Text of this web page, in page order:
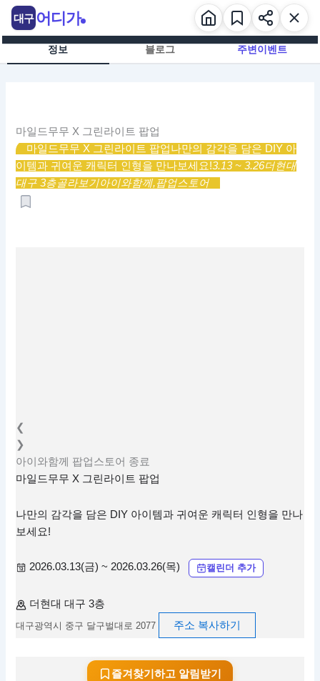
츠
정보 블로그 주변이벤트
마일드무무 X 그린라이트 팝업
마일드무무 X 그린라이트 팝업나만의 감각을 담은 DIY 아
이템과 귀여운 캐릭터 인형을 만나보세요!3.13 ~ 3.26더현대
대구 3층골라보기아이와함께,팝업스토어
❮
❯
아이와함께
팝업스토어 종료
마일드무무 X 그린라이트 팝업
나만의 감각을 담은 DIY 아이템과 귀여운 캐릭터 인형을 만나
보세요!
2026.03.13(금) ~ 2026.03.26(목) 캘린더 추가
더현대 대구 3층
대구광역시 중구 달구벌대로 2077 주소 복사하기
즐겨찾기하고 알림받기
대구 어디가